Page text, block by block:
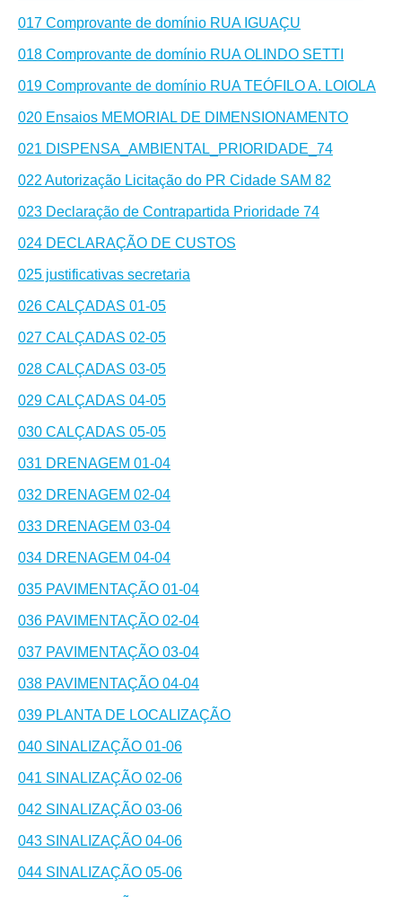
017 Comprovante de domínio RUA IGUAÇU
018 Comprovante de domínio RUA OLINDO SETTI
019 Comprovante de domínio RUA TEÓFILO A. LOIOLA
020 Ensaios MEMORIAL DE DIMENSIONAMENTO
021 DISPENSA_AMBIENTAL_PRIORIDADE_74
022 Autorização Licitação do PR Cidade SAM 82
023 Declaração de Contrapartida Prioridade 74
024 DECLARAÇÃO DE CUSTOS
025 justificativas secretaria
026 CALÇADAS 01-05
027 CALÇADAS 02-05
028 CALÇADAS 03-05
029 CALÇADAS 04-05
030 CALÇADAS 05-05
031 DRENAGEM 01-04
032 DRENAGEM 02-04
033 DRENAGEM 03-04
034 DRENAGEM 04-04
035 PAVIMENTAÇÃO 01-04
036 PAVIMENTAÇÃO 02-04
037 PAVIMENTAÇÃO 03-04
038 PAVIMENTAÇÃO 04-04
039 PLANTA DE LOCALIZAÇÃO
040 SINALIZAÇÃO 01-06
041 SINALIZAÇÃO 02-06
042 SINALIZAÇÃO 03-06
043 SINALIZAÇÃO 04-06
044 SINALIZAÇÃO 05-06